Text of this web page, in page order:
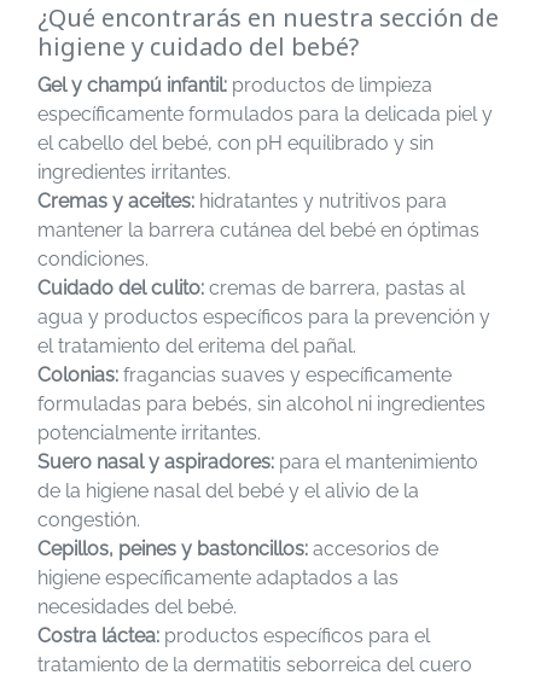
¿Qué encontrarás en nuestra sección de
higiene y cuidado del bebé?
Gel y champú infantil: productos de limpieza
específicamente formulados para la delicada piel y
el cabello del bebé, con pH equilibrado y sin
ingredientes irritantes.
Cremas y aceites: hidratantes y nutritivos para
mantener la barrera cutánea del bebé en óptimas
condiciones.
Cuidado del culito: cremas de barrera, pastas al
agua y productos específicos para la prevención y
el tratamiento del eritema del pañal.
Colonias: fragancias suaves y específicamente
formuladas para bebés, sin alcohol ni ingredientes
potencialmente irritantes.
Suero nasal y aspiradores: para el mantenimiento
de la higiene nasal del bebé y el alivio de la
congestión.
Cepillos, peines y bastoncillos: accesorios de
higiene específicamente adaptados a las
necesidades del bebé.
Costra láctea: productos específicos para el
tratamiento de la dermatitis seborreica del cuero